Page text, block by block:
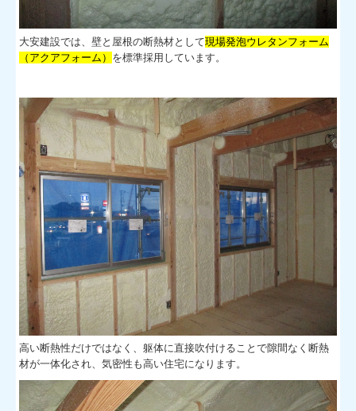
大安建設では、壁と屋根の断熱材として現場発泡ウレタンフォーム
（アクアフォーム） を標準採用しています。
高い断熱性だけではなく、躯体に直接吹付けることで隙間なく断熱
材が一体化され、気密性も高い住宅になります。